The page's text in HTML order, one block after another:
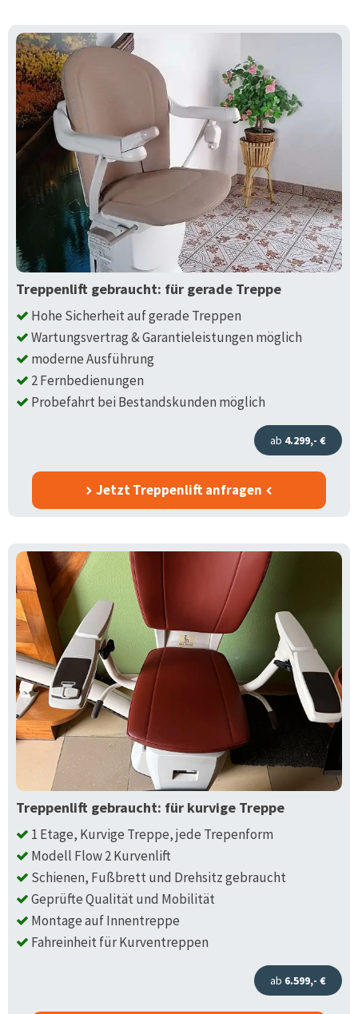
Treppenlift gebraucht: für gerade Treppe
Hohe Sicherheit auf gerade Treppen
Wartungsvertrag & Garantieleistungen möglich
moderne Ausführung
2 Fernbedienungen
Probefahrt bei Bestandskunden möglich
ab 4.299,- €
Jetzt Treppenlift anfragen
Treppenlift gebraucht: für kurvige Treppe
1 Etage, Kurvige Treppe, jede Trepenform
Modell Flow 2 Kurvenlift
Schienen, Fußbrett und Drehsitz gebraucht
Geprüfte Qualität und Mobilität
Montage auf Innentreppe
Fahreinheit für Kurventreppen
ab 6.599,- €